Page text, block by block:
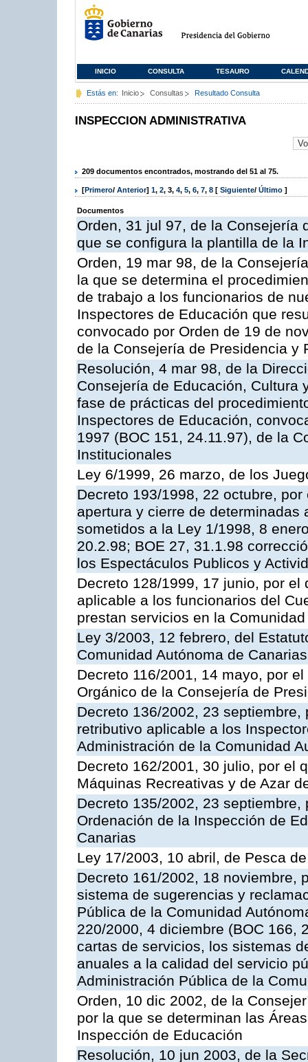
INICIO CONSULTA TESAURO
Estás en: Inicio Consultas Resultado Consulta
INSPECCION ADMINISTRATIVA
209 documentos encontrados, mostrando del 51 al 75.
[Primero/ Anterior] 1, 2, 3, 4, 5, 6, 7, 8 [ Siguiente/ Último ]
Documentos
Orden, 31 jul 97, de la Consejería
que se configura la plantilla de la
Orden, 19 mar 98, de la
la que se determina el
de trabajo a los funcionarios de
Inspectores de Educación que
convocado por Orden de 19 de
de la Consejería de Presidencia y
Resolución, 4 mar 98, de la
Consejería de Educación, Cultura
fase de prácticas del
Inspectores de Educación,
1997 (BOC 151, 24.11.97), de la
Institucionales
Ley 6/1999, 26 marzo, de los
Decreto 193/1998, 22 octubre,
apertura y cierre de
sometidos a la Ley 1/1998, 8
20.2.98; BOE 27, 31.1.98
los Espectáculos Publicos y
Decreto 128/1999, 17 junio, por
aplicable a los funcionarios del
prestan servicios en la
Ley 3/2003, 12 febrero, del
Comunidad Autónoma de Canarias
Decreto 116/2001, 14 mayo, por
Orgánico de la Consejería de
Decreto 136/2002, 23
retributivo aplicable a los
Administración de la Comunidad
Decreto 162/2001, 30 julio, por el
Máquinas Recreativas y de Azar
Decreto 135/2002, 23
Ordenación de la Inspección de
Canarias
Ley 17/2003, 10 abril, de Pesca
Decreto 161/2002, 18 noviembre,
sistema de sugerencias y
Pública de la Comunidad
220/2000, 4 diciembre (BOC 166,
cartas de servicios, los sistemas
anuales a la calidad del servicio
Administración Pública de la
Orden, 10 dic 2002, de la
por la que se determinan las
Inspección de Educación
Resolución, 10 jun 2003, de la